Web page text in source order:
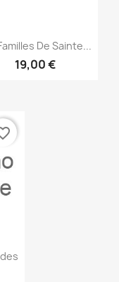
Vista rápida
De Sainte...
19,00 €